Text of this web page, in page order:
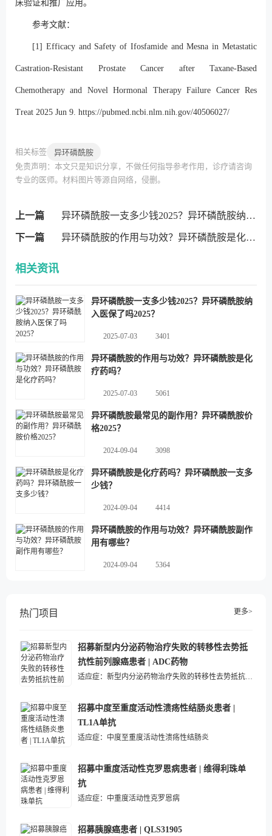
床验证和推广应用。
参考文献：
[1] Efficacy and Safety of Ifosfamide and Mesna in Metastatic
Castration-Resistant Prostate Cancer after Taxane-Based
Chemotherapy and Novel Hormonal Therapy Failure Cancer Res
Treat 2025 Jun 9. https://pubmed.ncbi.nlm.nih.gov/40506027/
相关标签
异环磷酰胺
免责声明：本文只是知识分享，不做任何指导参考作用，诊疗请咨询
专业的医师。材料图片等源自网络，侵删。
上一篇 异环磷酰胺一支多少钱2025？异环磷酰胺纳入医保了吗2025？
下一篇 异环磷酰胺的作用与功效？异环磷酰胺是化疗药吗？
相关资讯
异环磷酰胺一支多少钱2025？异环磷酰胺纳
入医保了吗2025？
2025-07-03 3401
异环磷酰胺的作用与功效？异环磷酰胺是化
疗药吗？
2025-07-03 5061
异环磷酰胺最常见的副作用？异环磷酰胺价
格2025？
2024-09-04 3098
异环磷酰胺是化疗药吗？异环磷酰胺一支多
少钱？
2024-09-04 4414
异环磷酰胺的作用与功效？异环磷酰胺副作
用有哪些？
2024-09-04 5364
热门项目 更多>
招募新型内分泌药物治疗失败的转移性去势抵
抗性前列腺癌患者 | ADC药物
适应症： 新型内分泌药物治疗失败的转移性去势抵抗性前列腺癌
招募中度至重度活动性溃疡性结肠炎患者 |
TL1A单抗
适应症： 中度至重度活动性溃疡性结肠炎
招募中重度活动性克罗恩病患者 | 维得利珠单
抗
适应症： 中重度活动性克罗恩病
招募胰腺癌患者 | QLS31905